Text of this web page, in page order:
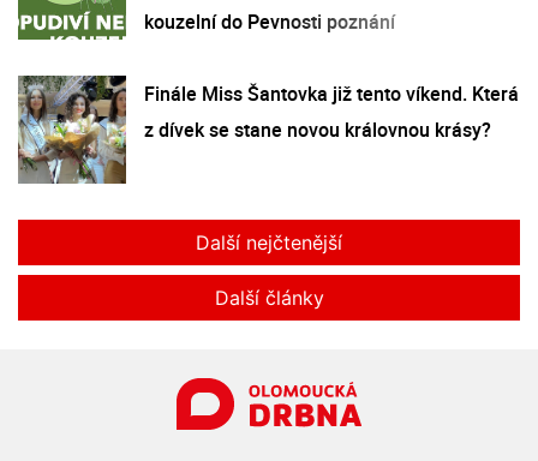
kouzelní do Pevnosti poznání
Finále Miss Šantovka již tento víkend. Která
z dívek se stane novou královnou krásy?
Další nejčtenější
Další články